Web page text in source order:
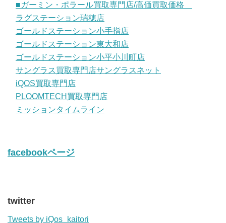
■ガーミン・ポラール買取専門店/高価買取価格
ラグステーション瑞穂店
ゴールドステーション小手指店
ゴールドステーション東大和店
ゴールドステーション小平小川町店
サングラス買取専門店サングラスネット
iQOS買取専門店
PLOOMTECH買取専門店
ミッションタイムライン
facebookページ
twitter
Tweets by iQos_kaitori